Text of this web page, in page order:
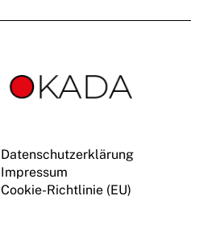
Datenschutzerklärung
Impressum
Cookie-Richtlinie (EU)